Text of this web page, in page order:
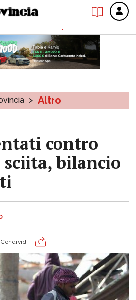
> Altro
contro
bilancio
Condividi